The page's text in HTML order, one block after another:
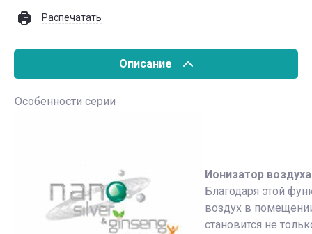
Распечатать
Описание
Особенности серии
Ионизатор воздуха
Благодаря этой
воздух в
становится не